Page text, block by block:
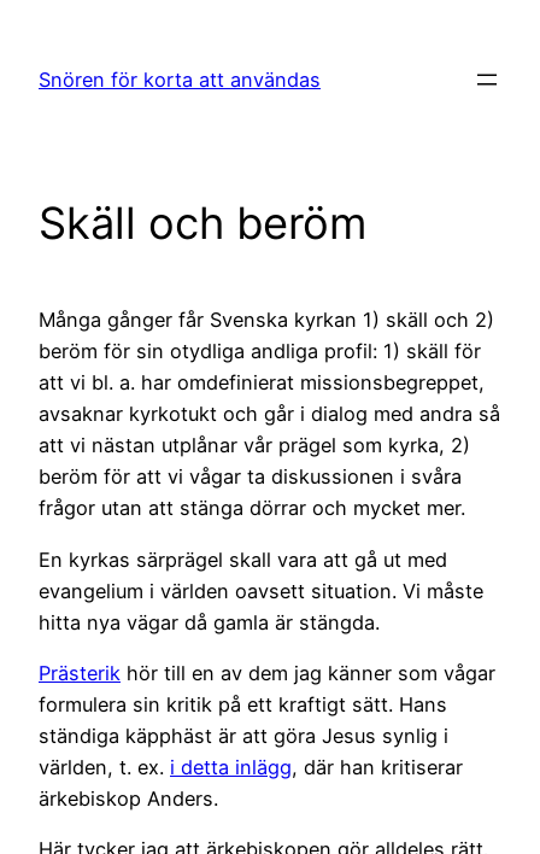
innehåll
Snören för korta att användas
Skäll och beröm
Många gånger får Svenska kyrkan 1) skäll och 2)
beröm för sin otydliga andliga profil: 1) skäll för
att vi bl. a. har omdefinierat missionsbegreppet,
avsaknar kyrkotukt och går i dialog med andra så
att vi nästan utplånar vår prägel som kyrka, 2)
beröm för att vi vågar ta diskussionen i svåra
frågor utan att stänga dörrar och mycket mer.
En kyrkas särprägel skall vara att gå ut med
evangelium i världen oavsett situation. Vi måste
hitta nya vägar då gamla är stängda.
Prästerik hör till en av dem jag känner som vågar
formulera sin kritik på ett kraftigt sätt. Hans
ständiga käpphäst är att göra Jesus synlig i
världen, t. ex. i detta inlägg, där han kritiserar
ärkebiskop Anders.